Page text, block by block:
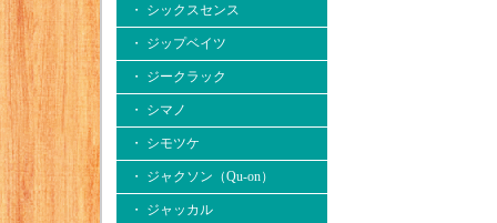
・ シックスセンス
・ ジップベイツ
・ ジークラック
・ シマノ
・ シモツケ
・ ジャクソン（Qu-on）
・ ジャッカル